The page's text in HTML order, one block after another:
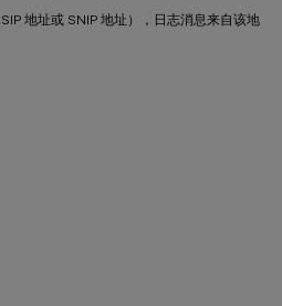
地址或 SNIP 地址），日志消息来自该地